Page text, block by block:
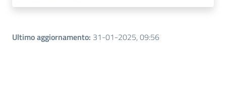
Ultimo aggiornamento: 31-01-2025, 09:56